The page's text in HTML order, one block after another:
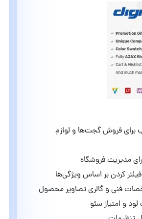
برای فروش گجت‌ها و لوازم
کردن بر اساس ویژگی‌ها
فنی و گالری تصاویر محصول
و امتیاز سئو